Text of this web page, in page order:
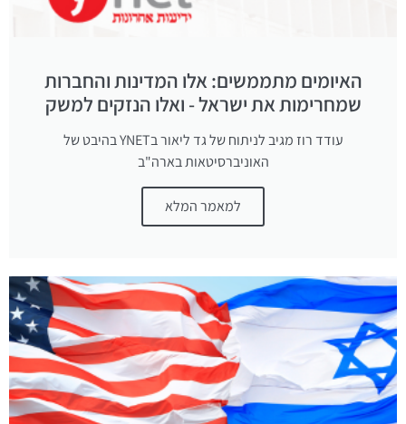
האיומים מתממשים: אלו המדינות והחברות
שמחרימות את ישראל - ואלו הנזקים למשק
עודד רוז מגיב לניתוח של גד ליאור בYNET בהיבט של
האוניברסיטאות בארה"ב
למאמר המלא